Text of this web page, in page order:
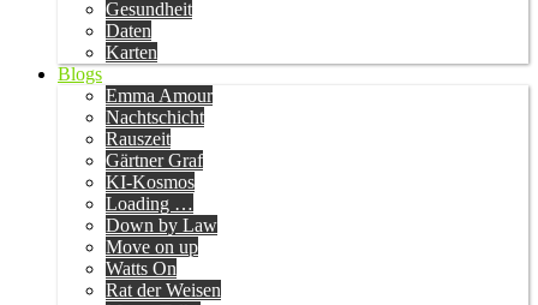
Gesundheit
Daten
Karten
Blogs
Emma Amour
Nachtschicht
Rauszeit
Gärtner Graf
KI-Kosmos
Loading …
Down by Law
Move on up
Watts On
Rat der Weisen